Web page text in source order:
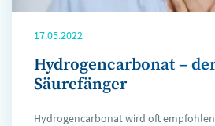
17.05.2022
Hydrogencarbonat –
Säurefänger
Hydrogencarbonat wird oft